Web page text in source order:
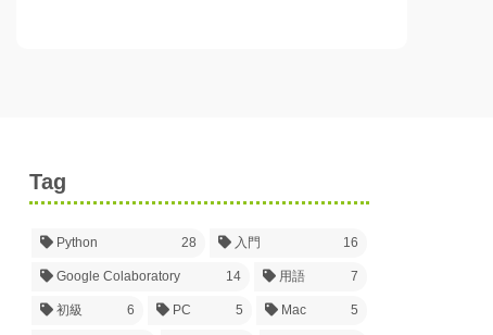
Tag
Python 28 入門 16
Google Colaboratory 14 用語 7
初級 6 PC 5 Mac 5